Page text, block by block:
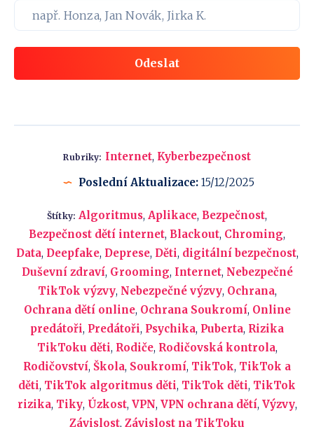
Odeslat
Rubriky: Internet, Kyberbezpečnost
Poslední Aktualizace: 15/12/2025
Štítky: Algoritmus,Aplikace, Bezpečnost,
Bezpečnost dětí internet, Blackout, Chroming,
Data, Deepfake, Deprese, Děti, digitální bezpečnost,
Duševní zdraví, Grooming, Internet, Nebezpečné
TikTok výzvy, Nebezpečné výzvy, Ochrana,
Ochrana dětí online, Ochrana Soukromí, Online
predátoři, Predátoři, Psychika, Puberta, Rizika
TikToku děti, Rodiče, Rodičovská kontrola,
Rodičovství, Škola, Soukromí, TikTok, TikTok a
děti, TikTok algoritmus děti, TikTok děti, TikTok
rizika, Tiky, Úzkost, VPN, VPN ochrana dětí, Výzvy,
Závislost, Závislost na TikToku